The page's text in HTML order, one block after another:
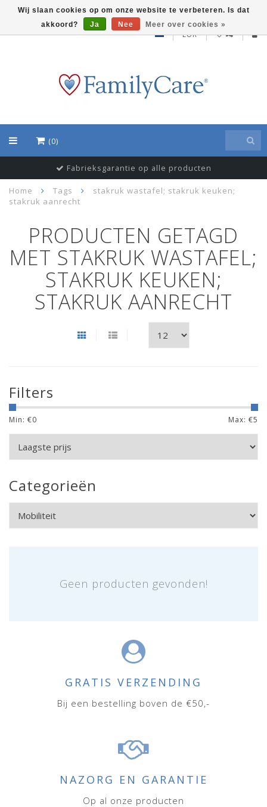
EUR
(0)
Fabrieksgarantie op alle producten
Home Tags
stakruk wastafel; stakruk keuken;
stakruk aanrecht
PRODUCTEN GETAGD
MET STAKRUK WASTAFEL;
STAKRUK KEUKEN;
STAKRUK AANRECHT
Filters
Min: €0 Max: €5
Categorieën
Geen producten gevonden!
Wij slaan cookies op om onze website te verbeteren. Is dat
akkoord?
Ja Nee Meer over cookies »
GRATIS VERZENDING
Bij een bestelling boven de €50,-
NAZORG EN GARANTIE
Op al onze producten